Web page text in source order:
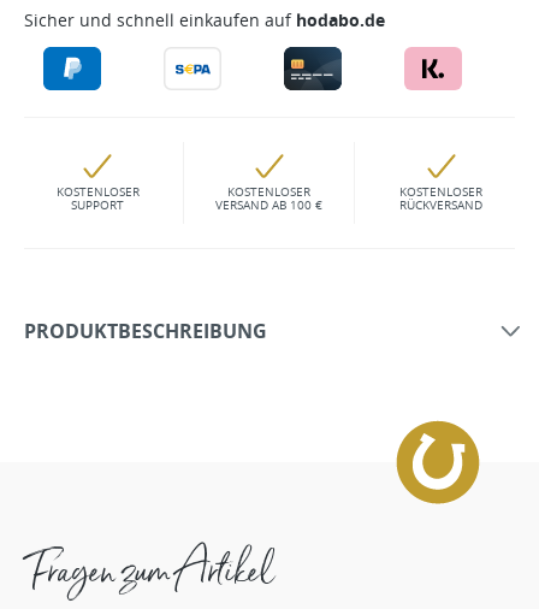
Sicher und schnell einkaufen auf hodabo.de
KOSTENLOSER
SUPPORT
KOSTENLOSER
VERSAND AB 100 €
KOSTENLOSER
RÜCKVERSAND
PRODUKTBESCHREIBUNG
Fragen zum Artikel